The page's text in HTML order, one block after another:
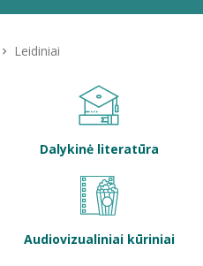
Leidiniai
Dalykinė literatūra
Audiovizualiniai kūriniai